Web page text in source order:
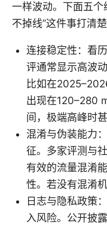
一样波动。下面五个
不掉线”这件事打清楚
连接稳定性：看
评通常显示高波
比如在
出现在120–280
间，极端高峰时
混淆与伪装能力
征。多家评测与
有效的流量混淆
性。若没有混淆
日志与隐私政策
入风险。公开披